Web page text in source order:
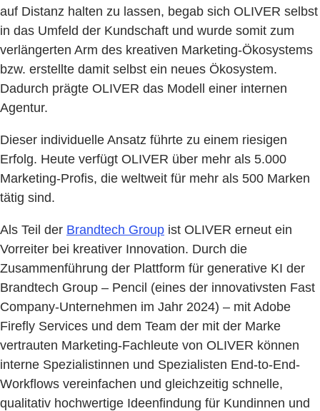
auf Distanz halten zu lassen, begab sich OLIVER selbst
in das Umfeld der Kundschaft und wurde somit zum
verlängerten Arm des kreativen Marketing-Ökosystems
bzw. erstellte damit selbst ein neues Ökosystem.
Dadurch prägte OLIVER das Modell einer internen
Agentur.
Dieser individuelle Ansatz führte zu einem riesigen
Erfolg. Heute verfügt OLIVER über mehr als 5.000
Marketing-Profis, die weltweit für mehr als 500 Marken
tätig sind.
Als Teil der Brandtech Group ist OLIVER erneut ein
Vorreiter bei kreativer Innovation. Durch die
Zusammenführung der Plattform für generative KI der
Brandtech Group – Pencil (eines der innovativsten Fast
Company-Unternehmen im Jahr 2024) – mit Adobe
Firefly Services und dem Team der mit der Marke
vertrauten Marketing-Fachleute von OLIVER können
interne Spezialistinnen und Spezialisten End-to-End-
Workflows vereinfachen und gleichzeitig schnelle,
qualitativ hochwertige Ideenfindung für Kundinnen und